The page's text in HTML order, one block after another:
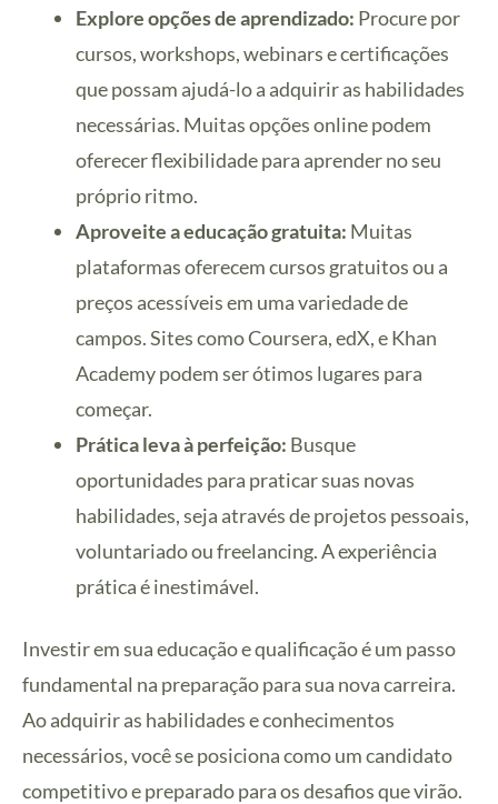
Explore opções de aprendizado: Procure por
cursos, workshops, webinars e certificações
que possam ajudá-lo a adquirir as habilidades
necessárias. Muitas opções online podem
oferecer flexibilidade para aprender no seu
próprio ritmo.
Aproveite a educação gratuita: Muitas
plataformas oferecem cursos gratuitos ou a
preços acessíveis em uma variedade de
campos. Sites como Coursera, edX, e Khan
Academy podem ser ótimos lugares para
começar.
Prática leva à perfeição: Busque
oportunidades para praticar suas novas
habilidades, seja através de projetos pessoais,
voluntariado ou freelancing. A experiência
prática é inestimável.
Investir em sua educação e qualificação é um passo
fundamental na preparação para sua nova carreira.
Ao adquirir as habilidades e conhecimentos
necessários, você se posiciona como um candidato
competitivo e preparado para os desafios que virão.